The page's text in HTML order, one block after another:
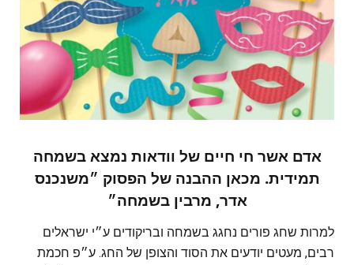
אדם אשר חי חיים של וודאות נמצא בשמחה
תמידית. מכאן ההבנה של הפסוק ״משנכנס
אדר, מרבין בשמחה״
למרות שחג פורים נחגג בשמחה ובריקודים ע״י ישראלים
רבים, מעטים יודעים את הסוד והצופן של החג. ע״פ חכמת